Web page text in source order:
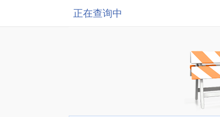
正在查询中